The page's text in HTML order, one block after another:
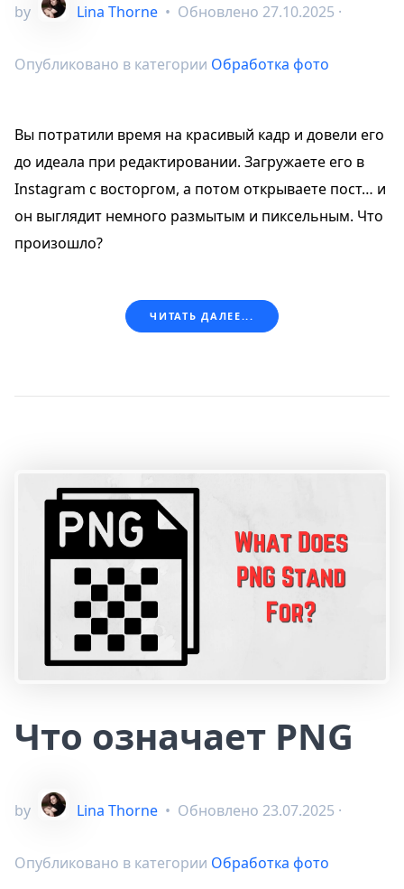
by Lina Thorne • Обновлено 27.10.2025 ·
Опубликовано в категории Обработка фото
Вы потратили время на красивый кадр и довели его
до идеала при редактировании. Загружаете его в
Instagram с восторгом, а потом открываете пост… и
он выглядит немного размытым и пиксельным. Что
произошло?
ЧИТАТЬ ДАЛЕЕ...
Что означает PNG
by Lina Thorne • Обновлено 23.07.2025 ·
Опубликовано в категории Обработка фото